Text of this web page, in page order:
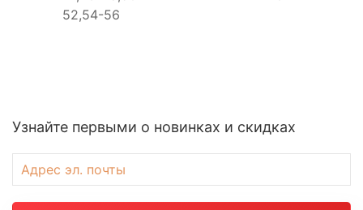
52,54-56
Узнайте первыми о новинках и скидках